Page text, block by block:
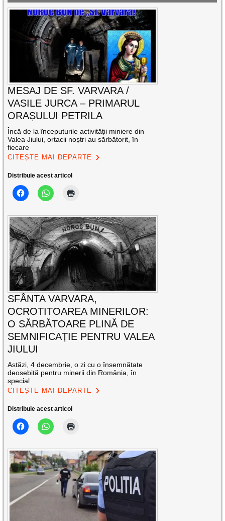
MESAJ DE SF. VARVARA /
VASILE JURCA – PRIMARUL
ORAȘULUI PETRILA
Încă de la începuturile activității miniere din
Valea Jiului, ortacii noștri au sărbătorit, în
fiecare
CITEȘTE MAI DEPARTE
Distribuie acest articol
SFÂNTA VARVARA,
OCROTITOAREA MINERILOR:
O SĂRBĂTOARE PLINĂ DE
SEMNIFICAȚIE PENTRU VALEA
JIULUI
Astăzi, 4 decembrie, o zi cu o însemnătate
deosebită pentru minerii din România, în
special
CITEȘTE MAI DEPARTE
Distribuie acest articol